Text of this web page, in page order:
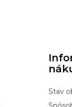
Stav